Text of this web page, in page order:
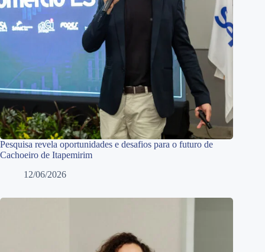
Pesquisa revela oportunidades e desafios para o futuro de
Cachoeiro de Itapemirim
12/06/2026